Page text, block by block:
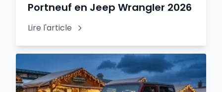
Portneuf en Jeep Wrangler 2026
Lire l'article